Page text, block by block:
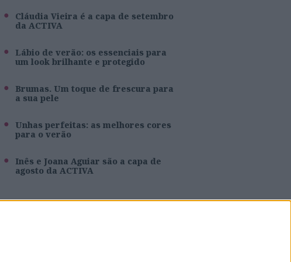
Cláudia Vieira é a capa de setembro
da ACTIVA
Lábio de verão: os essenciais para
um look brilhante e protegido
Brumas. Um toque de frescura para
a sua pele
Unhas perfeitas: as melhores cores
para o verão
Inês e Joana Aguiar são a capa de
agosto da ACTIVA